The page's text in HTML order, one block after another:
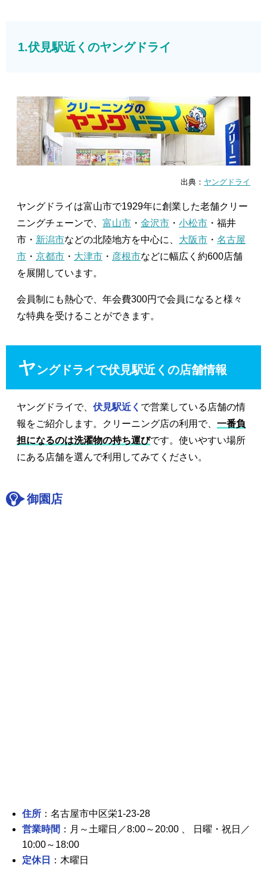
1.伏見駅近くのヤングドライ
出典： ヤングドライ
ヤングドライは富山市で1929年に創業した老舗クリー
ニングチェーンで、 富山市 ・ 金沢市 ・ 小松市 ・福井
市・ 新潟市などの北陸地方を中心に、 大阪市 ・ 名古屋
市 ・ 京都市 ・ 大津市 ・ 彦根市などに幅広く約600店舗
を展開しています。
会員制にも熱心で、年会費300円で会員になると様々
な特典を受けることができます。
ヤングドライで伏見駅近くの店舗情報
ヤングドライで、 伏見駅近く で営業している店舗の情
報をご紹介します。クリーニング店の利用で、 一番負
担になるのは洗濯物の持ち運びです。使いやすい場所
にある店舗を選んで利用してみてください。
御園店
住所 ：名古屋市中区栄1-23-28
営業時間 ：月～土曜日／8:00～20:00 、 日曜・祝日／
10:00～18:00
定休日
：木曜日